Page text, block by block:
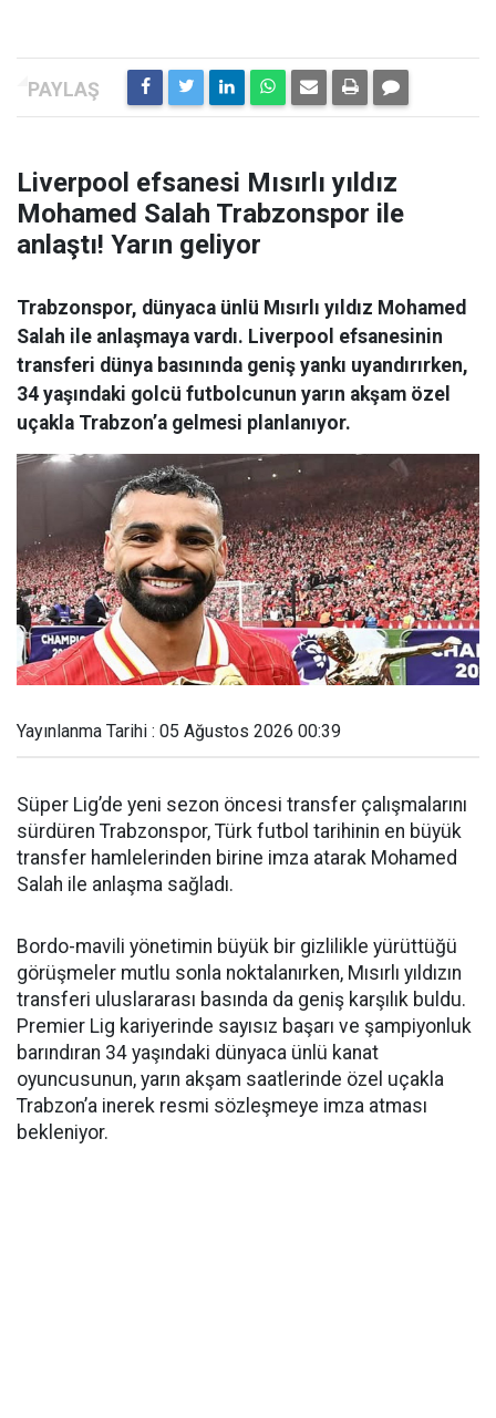
Liverpool efsanesi Mısırlı yıldız
Mohamed Salah Trabzonspor ile
anlaştı! Yarın geliyor
Trabzonspor, dünyaca ünlü Mısırlı yıldız Mohamed
Salah ile anlaşmaya vardı. Liverpool efsanesinin
transferi dünya basınında geniş yankı uyandırırken,
34 yaşındaki golcü futbolcunun yarın akşam özel
uçakla Trabzon’a gelmesi planlanıyor.
Yayınlanma Tarihi : 05 Ağustos 2026 00:39
Süper Lig’de yeni sezon öncesi transfer çalışmalarını
sürdüren Trabzonspor, Türk futbol tarihinin en büyük
transfer hamlelerinden birine imza atarak Mohamed
Salah ile anlaşma sağladı.
Bordo-mavili yönetimin büyük bir gizlilikle yürüttüğü
görüşmeler mutlu sonla noktalanırken, Mısırlı yıldızın
transferi uluslararası basında da geniş karşılık buldu.
Premier Lig kariyerinde sayısız başarı ve şampiyonluk
barındıran 34 yaşındaki dünyaca ünlü kanat
oyuncusunun, yarın akşam saatlerinde özel uçakla
Trabzon’a inerek resmi sözleşmeye imza atması
bekleniyor.